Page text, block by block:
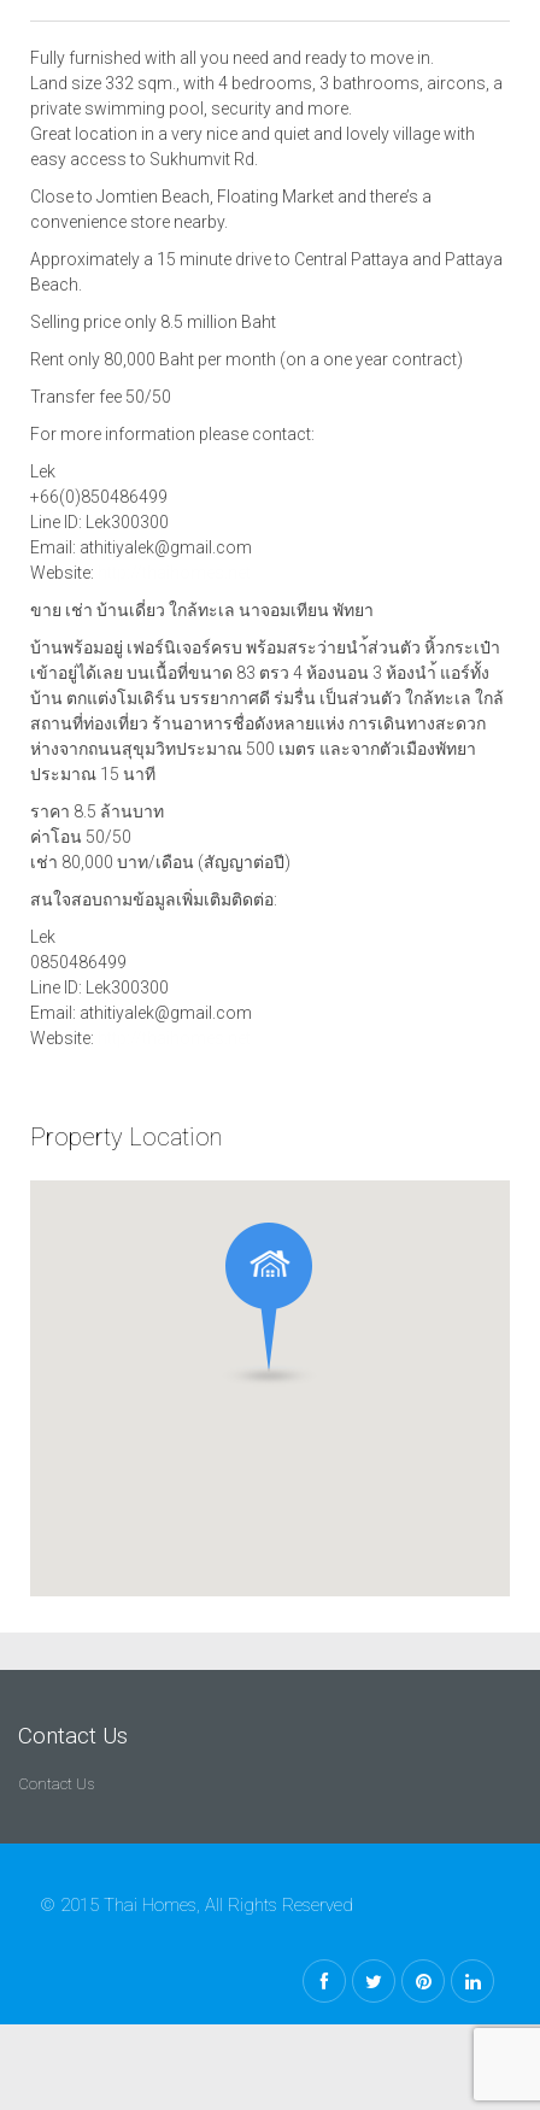
Fully furnished with all you need and ready to move in.
Land size 332 sqm., with 4 bedrooms, 3 bathrooms, aircons, a
private swimming pool, security and more.
Great location in a very nice and quiet and lovely village with
easy access to Sukhumvit Rd.
Close to Jomtien Beach, Floating Market and there’s a
convenience store nearby.
Approximately a 15 minute drive to Central Pattaya and Pattaya
Beach.
Selling price only 8.5 million Baht
Rent only 80,000 Baht per month (on a one year contract)
Transfer fee 50/50
For more information please contact:
Lek
+66(0)850486499
Line ID: Lek300300
Email: athitiyalek@gmail.com
Website:
ขาย เช่า บ้านเดี่ยว ใกล้ทะเล นาจอมเทียน พัทยา
บ้านพร้อมอยู่ เฟอร์นิเจอร์ครบ พร้อมสระว่ายนำ้ส่วนตัว หิ้วกระเป๋า
เข้าอยู่ได้เลย บนเนื้อที่ขนาด 83 ตรว 4 ห้องนอน 3 ห้องนำ้ แอร์ทั้ง
บ้าน ตกแต่งโมเดิร์น บรรยากาศดี ร่มรื่น เป็นส่วนตัว ใกล้ทะเล ใกล้
สถานที่ท่องเที่ยว ร้านอาหารชื่อดังหลายแห่ง การเดินทางสะดวก
ห่างจากถนนสุขุมวิทประมาณ 500 เมตร และจากตัวเมืองพัทยา
ประมาณ 15 นาที
ราคา 8.5 ล้านบาท
ค่าโอน 50/50
เช่า 80,000 บาท/เดือน (สัญญาต่อปี)
สนใจสอบถามข้อมูลเพิ่มเติมติดต่อ:
Lek
0850486499
Line ID: Lek300300
Email: athitiyalek@gmail.com
Website:
Property Location
Contact Us
Contact Us
© 2015 Thai Homes, All Rights Reserved